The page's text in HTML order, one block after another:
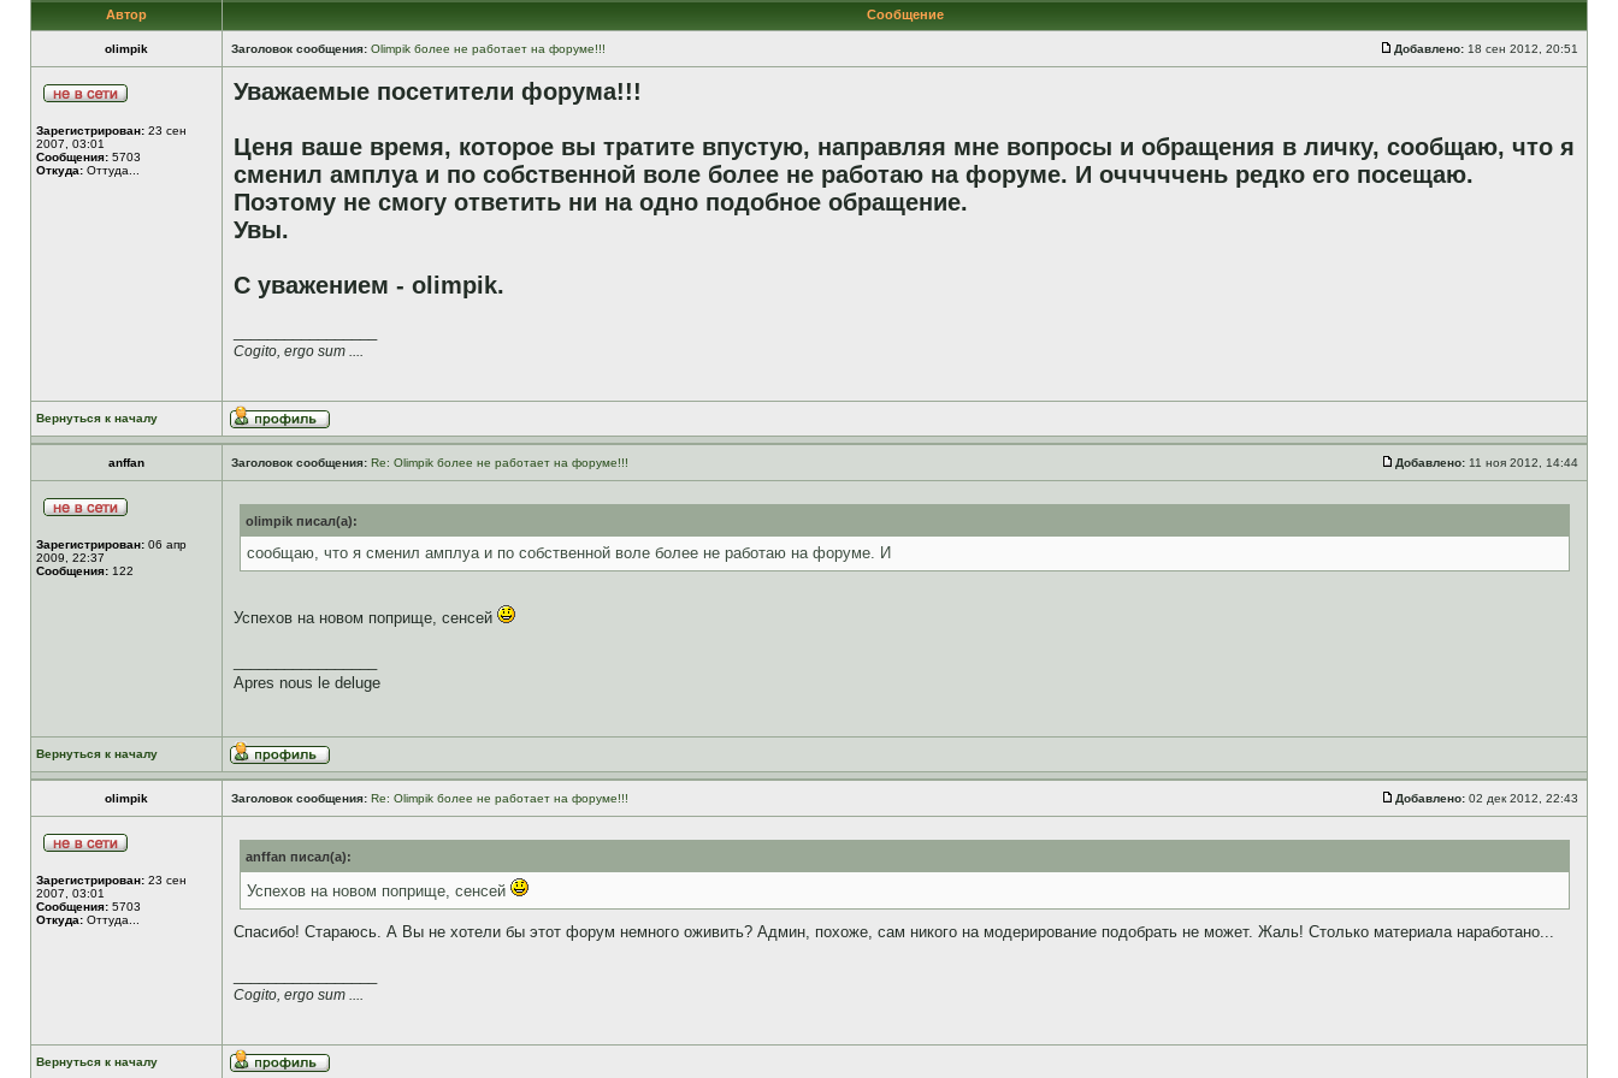
Автор Сообщение
olimpik Заголовок сообщения: Olimpik более не работает на форуме!!! Добавлено: 18 сен 2012, 20:51
Зарегистрирован: 23 сен
2007, 03:01
Сообщения: 5703
Откуда: Оттуда...
Уважаемые посетители форума!!!
Ценя ваше время, которое вы тратите впустую, направляя мне вопросы и обращения в личку, сообщаю, что я
сменил амплуа и по собственной воле более не работаю на форуме. И очччччень редко его посещаю.
Поэтому не смогу ответить ни на одно подобное обращение.
Увы.
С уважением - olimpik.
Cogito, ergo sum ....
Вернуться к началу
anffan Заголовок сообщения: Re: Olimpik более не работает на форуме!!! Добавлено: 11 ноя 2012, 14:44
Зарегистрирован: 06 апр
2009, 22:37
Сообщения: 122
olimpik писал(а):
сообщаю, что я сменил амплуа и по собственной воле более не работаю на форуме. И
Успехов на новом поприще, сенсей
Apres nous le deluge
Вернуться к началу
olimpik Заголовок сообщения: Re: Olimpik более не работает на форуме!!! Добавлено: 02 дек 2012, 22:43
Зарегистрирован: 23 сен
2007, 03:01
Сообщения: 5703
Откуда: Оттуда...
anffan писал(а):
Успехов на новом поприще, сенсей
Спасибо! Стараюсь. А Вы не хотели бы этот форум немного оживить? Админ, похоже, сам никого на модерирование подобрать не может. Жаль! Столько материала наработано...
Cogito, ergo sum ....
Вернуться к началу